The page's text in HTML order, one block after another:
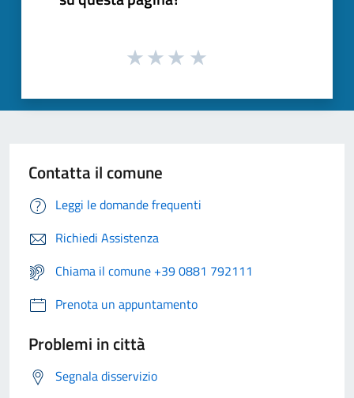
Contatta il comune
Leggi le domande frequenti
Richiedi Assistenza
Chiama il comune +39 0881 792111
Prenota un appuntamento
Problemi in città
Segnala disservizio